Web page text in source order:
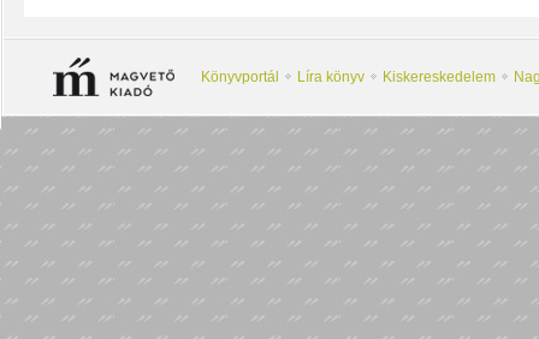
Könyvportál Líra könyv Kiskereskedelem